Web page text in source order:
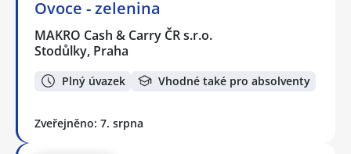
Ovoce - zelenina
MAKRO Cash & Carry ČR s.r.o.
Stodůlky, Praha
Plný úvazek Vhodné také pro absolventy
Zveřejněno: 7. srpna